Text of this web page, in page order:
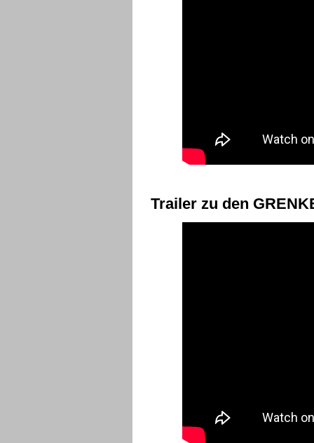
Trailer zu den